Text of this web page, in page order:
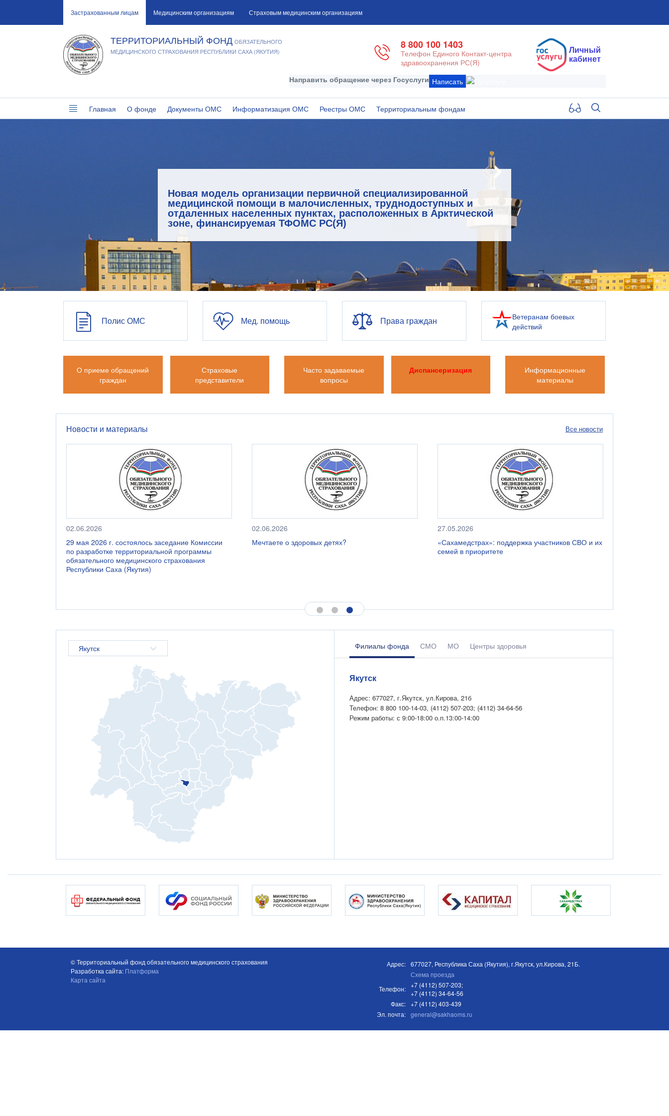
Застрахованным лицам Медицинским организациям Страховым медицинским организациям
ТЕРРИТОРИАЛЬНЫЙ ФОНД ОБЯЗАТЕЛЬНОГО
МЕДИЦИНСКОГО СТРАХОВАНИЯ РЕСПУБЛИКИ САХА (ЯКУТИЯ)
Личный
кабинет
8 800 100 1403
Телефон Единого Контакт-центра
здравоохранения РС(Я)
Направить обращение через Госуслуги Написать
Главная О фонде Документы ОМС Информатизация ОМС Реестры ОМС Территориальным фондам
Новая модель организации первичной специализированной
медицинской помощи в малочисленных, труднодоступных и
отдаленных населенных пунктах, расположенных в Арктической
зоне, финансируемая ТФОМС РС(Я)
Полис ОМС Мед. помощь Права граждан
Ветеранам боевых
действий
О приеме обращений
граждан
Страховые
представители
Часто задаваемые
вопросы
Диспансеризация
Информационные
материалы
Новости и материалы Все новости
02.06.2026
29 мая 2026 г. состоялось заседание Комиссии
по разработке территориальной программы
обязательного медицинского страхования
Республики Саха (Якутия)
02.06.2026
Мечтаете о здоровых детях?
27.05.2026
«Сахамедстрах»: поддержка участников СВО и их
семей в приоритете
Якутск Филиалы фонда СМО МО Центры здоровья
Якутск
Адрес: 677027, г.Якутск, ул.Кирова, 21б
Телефон: 8 800 100-14-03, (4112) 507-203; (4112) 34-64-56
Режим работы: с 9:00-18:00 о.п.13:00-14:00
© Территориальный фонд обязательного медицинского страхования
Разработка сайта: Платформа
Карта сайта
Адрес:
677027, Республика Саха (Якутия), г.Якутск, ул.Кирова, 21Б.
Схема проезда
Телефон:
+7 (4112) 507-203;
+7 (4112) 34-64-56
Факс:
+7 (4112) 403-439
Эл. почта:
general@sakhaoms.ru